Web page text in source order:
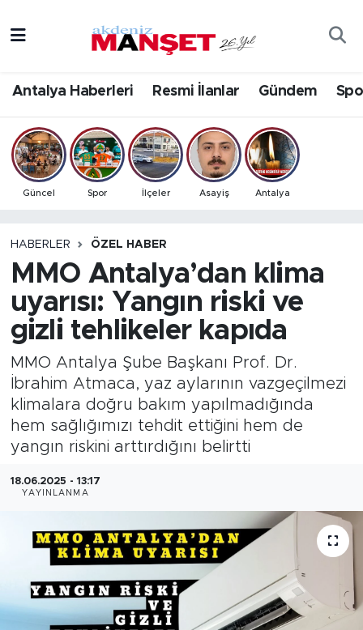
Antalya Haberleri Resmi İlanlar Gündem
Güncel Spor İlçeler Asayiş Antalya
HABERLER ÖZEL HABER
MMO Antalya’dan klima
uyarısı: Yangın riski ve
gizli tehlikeler kapıda
MMO Antalya Şube Başkanı Prof. Dr.
İbrahim Atmaca, yaz aylarının vazgeçilmezi
klimalara doğru bakım yapılmadığında
hem sağlığımızı tehdit ettiğini hem de
yangın riskini arttırdığını belirtti
18.06.2025 - 13:17
YAYINLANMA
Bilim & Teknoloji
Eğitim
Ekonomi
Gündem
İlçeler
Magazin
Özel Haber
Politika
Resmi İlanlar
Sağlık
Spor
Antalya Hava Durumu
Antalya Namaz Vakitleri
Antalya Trafik Yoğunluk Haritası
Tüm Manşetler
Son Dakika Haberleri